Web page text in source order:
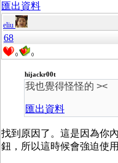
匯出資料
eliu
68
0 0
hijackr00t
我也覺得怪怪的 ><
匯出資料
找到原因了。這是因為你
鈕，所以這時候會強迫使